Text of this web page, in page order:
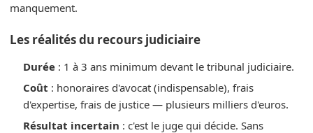
manquement.
Les réalités du recours judiciaire
Durée: 1 à 3 ans minimum devant le tribunal judiciaire.
Coût : honoraires d'avocat (indispensable), frais
d'expertise, frais de justice — plusieurs milliers d'euros.
Résultat incertain : c'est le juge qui décide. Sans